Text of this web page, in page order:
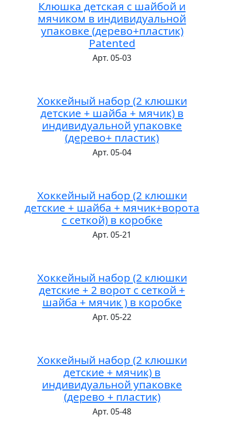
Клюшка детская с шайбой и
мячиком в индивидуальной
упаковке (дерево+пластик)
Patented
Арт. 05-03
Хоккейный набор (2 клюшки
детские + шайба + мячик) в
индивидуальной упаковке
(дерево+ пластик)
Арт. 05-04
Хоккейный набор (2 клюшки
детские + шайба + мячик+ворота
с сеткой) в коробке
Арт. 05-21
Хоккейный набор (2 клюшки
детские + 2 ворот с сеткой +
шайба + мячик ) в коробке
Арт. 05-22
Хоккейный набор (2 клюшки
детские + мячик) в
индивидуальной упаковке
(дерево + пластик)
Арт. 05-48